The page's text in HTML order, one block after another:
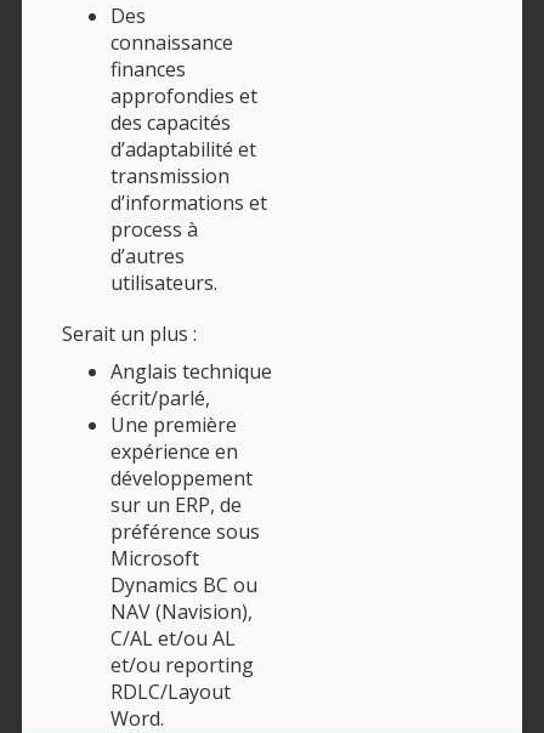
Des
connaissance
finances
approfondies et
des capacités
d’adaptabilité et
transmission
d’informations et
process à
d’autres
utilisateurs.
Serait un plus :
Anglais technique
écrit/parlé,
Une première
expérience en
développement
sur un ERP, de
préférence sous
Microsoft
Dynamics BC ou
NAV (Navision),
C/AL et/ou AL
et/ou reporting
RDLC/Layout
Word.